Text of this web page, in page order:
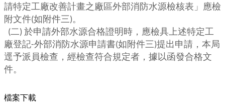
請特定工廠改善計畫之廠區外部消防水源檢核表」應檢
附文件(如附件三)。
(二) 於申請外部水源合格證明時，應檢具上述特定工
廠登記-外部消防水源申請書(如附件三)提出申請，本局
逕予派員檢查，經檢查符合規定者，據以函發合格文
件。
檔案下載